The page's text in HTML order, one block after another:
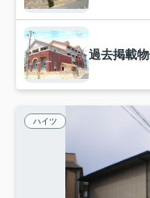
過去掲載
ハイツ